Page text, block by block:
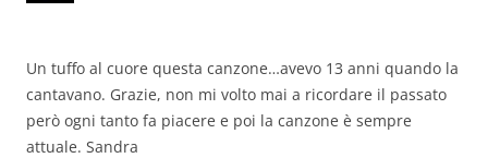
Un tuffo al cuore questa canzone…avevo 13 anni quando la
cantavano. Grazie, non mi volto mai a ricordare il passato
però ogni tanto fa piacere e poi la canzone è sempre
attuale. Sandra